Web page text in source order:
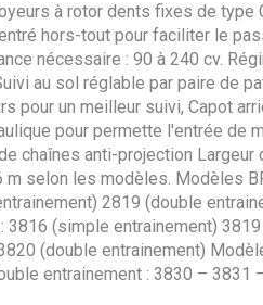
à rotor dents fixes de type
hors-tout pour faciliter le
nécessaire : 90 à 240 cv.
au sol réglable par paire de
pour un meilleur suivi, Capot
pour permette l'entrée de
chaînes anti-projection Largeur
m selon les modèles. Modèles
2819 (double
3816 (simple entrainement)
(double entrainement)
entrainement : 3830 – 3831